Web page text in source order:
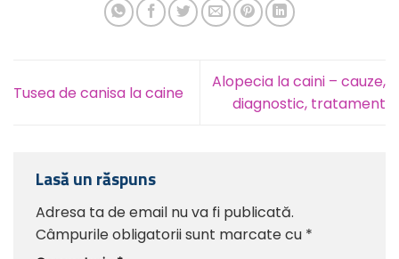
Tusea de canisa la caine
Alopecia la caini – cauze,
diagnostic, tratament
Lasă un răspuns
Adresa ta de email nu va fi publicată.
Câmpurile obligatorii sunt marcate cu *